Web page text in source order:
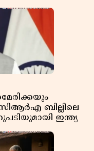
ബില്ലിലെ
ഇന്ത്യ